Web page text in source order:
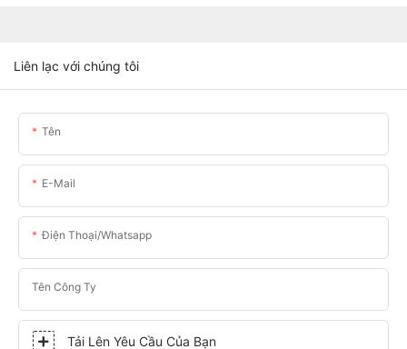
Liên lạc với chúng tôi
Tên
E-Mail
Điện Thoại/whatsapp
Tên Công Ty
Tải Lên Yêu Cầu Của Bạn